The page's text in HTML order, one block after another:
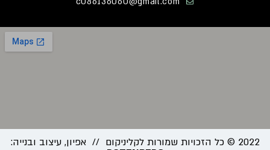
2022 © כל הזכויות שמורות לקליניקום // אפיון, עיצוב ובנייה: